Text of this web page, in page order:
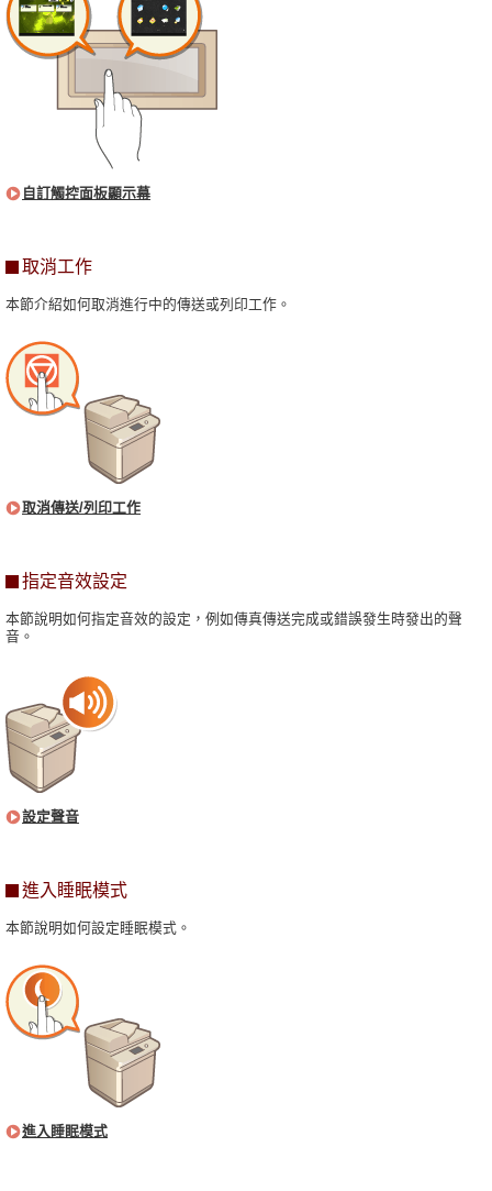
自訂觸控面板顯示幕
取消工作
本節介紹如何取消進行中的傳送或列印工作。
取消傳送/列印工作
指定音效設定
本節說明如何指定音效的設定，例如傳真傳送完成或錯誤發生時發出的聲
音。
設定聲音
進入睡眠模式
本節說明如何設定睡眠模式。
進入睡眠模式